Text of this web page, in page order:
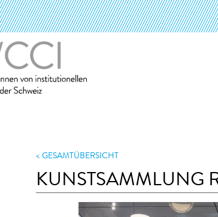
GESAMTÜBERSICHT
KUNSTSAMMLUNG